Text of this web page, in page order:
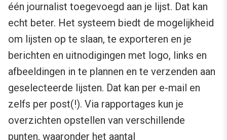
één journalist toegevoegd aan je lijst. Dat kan
echt beter. Het systeem biedt de mogelijkheid
om lijsten op te slaan, te exporteren en je
berichten en uitnodigingen met logo, links en
afbeeldingen in te plannen en te verzenden aan
geselecteerde lijsten. Dat kan per e-mail en
zelfs per post(!). Via rapportages kun je
overzichten opstellen van verschillende
punten, waaronder het aantal